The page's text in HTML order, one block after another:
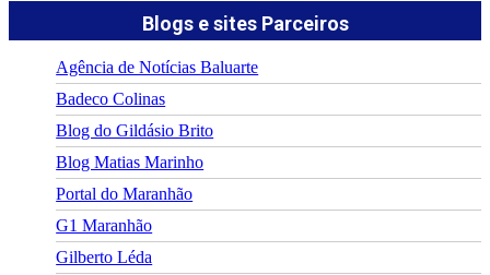
Blogs e sites Parceiros
Agência de Notícias Baluarte
Badeco Colinas
Blog do Gildásio Brito
Blog Matias Marinho
Portal do Maranhão
G1 Maranhão
Gilberto Léda